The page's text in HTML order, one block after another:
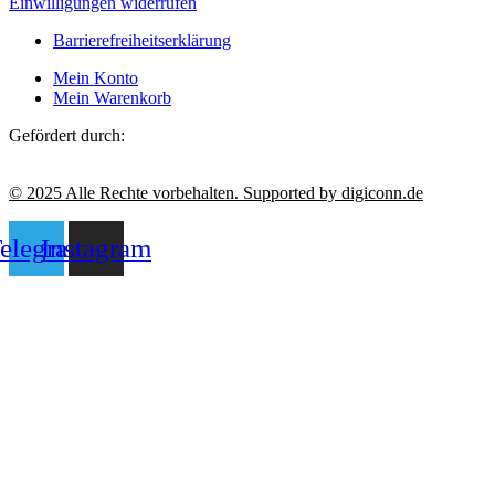
Barrierefreiheitserklärung
Mein Konto
Mein Warenkorb
Gefördert durch:
© 2025 Alle Rechte vorbehalten. Supported by digiconn.de
Instagram